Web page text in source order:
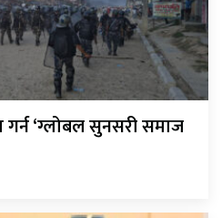
‘ग्लोबल सुनसरी समाज